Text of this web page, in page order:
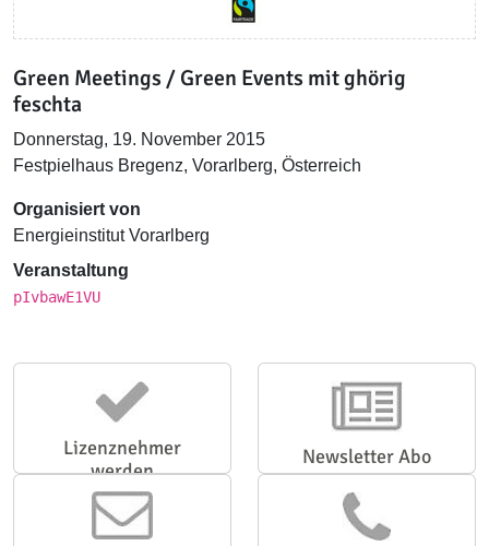
Green Meetings / Green Events mit ghörig
feschta
Donnerstag, 19. November 2015
Festpielhaus Bregenz, Vorarlberg, Österreich
Organisiert von
Energieinstitut Vorarlberg
Veranstaltung
pIvbawE1VU
Lizenznehmer
werden
Newsletter Abo